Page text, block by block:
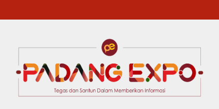
Padang
Expo
Tegas
dan
Santun
Memberikan
Informasi